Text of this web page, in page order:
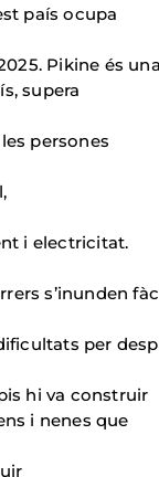
país ocupa
Pikine és
supera
persones
i electricitat.
s’inunden
per
hi va construir
i nenes que